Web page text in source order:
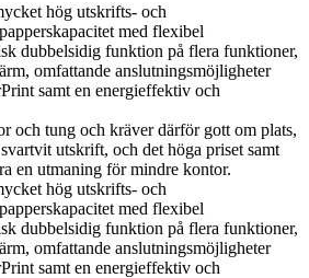
hög utskrifts- och
med flexibel
dubbelsidig funktion på flera funktioner,
omfattande anslutningsmöjligheter
samt en energieffektiv och
och tung och kräver därför gott om plats,
utskrift, och det höga priset samt
en utmaning för mindre kontor.
hög utskrifts- och
med flexibel
dubbelsidig funktion på flera funktioner,
omfattande anslutningsmöjligheter
samt en energieffektiv och